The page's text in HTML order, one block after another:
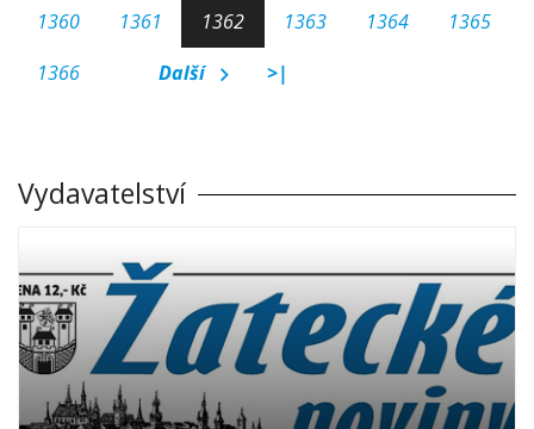
1360
1361 1362 1363 1364
1365
1366
Další >|
Vydavatelství